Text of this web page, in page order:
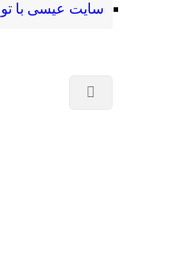
سایت عیسی با تو